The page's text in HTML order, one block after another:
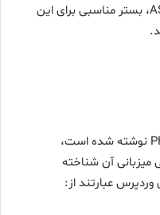
ویندوز با پشتیبانی از ASP.NET، بستر مناسبی برای این
با توجه به اینکه وردپرس بر پایه PHP نوشته شده است،
آن شناخته
عبارتند از: